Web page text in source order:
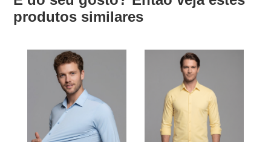
produtos similares